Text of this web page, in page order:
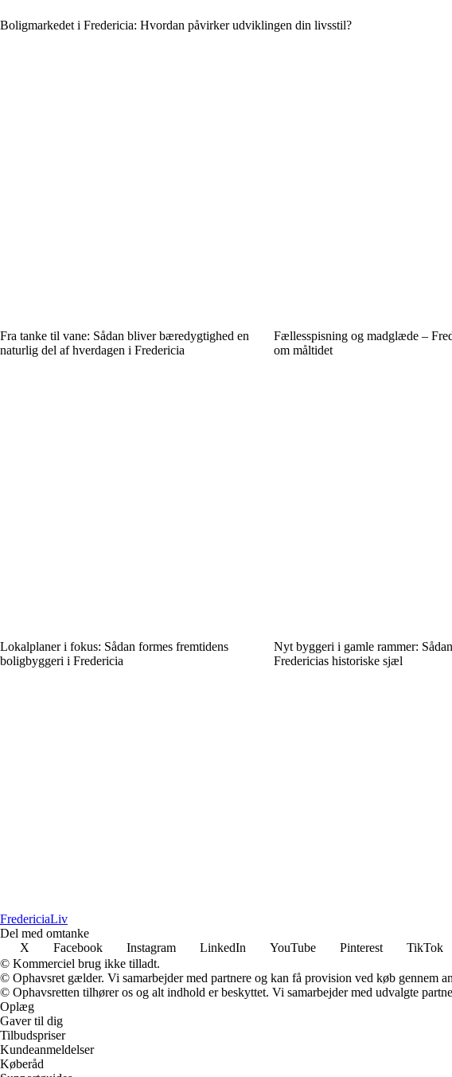
Boligmarkedet i Fredericia: Hvordan påvirker udviklingen din livsstil?
Fra tanke til vane: Sådan bliver bæredygtighed en
naturlig del af hverdagen i Fredericia
Fællesspisning og madglæde –
om måltidet
Lokalplaner i fokus: Sådan formes fremtidens
boligbyggeri i Fredericia
Nyt byggeri i gamle rammer:
Fredericias historiske sjæl
FredericiaLiv
Del med omtanke
X
Facebook Instagram LinkedIn YouTube Pinterest TikTok
© Kommerciel brug ikke tilladt.
© Ophavsret gælder. Vi samarbejder med partnere og kan få provision ved køb gennem
© Ophavsretten tilhører os og alt indhold er beskyttet. Vi samarbejder med udvalgte
Oplæg
Gaver til dig
Tilbudspriser
Kundeanmeldelser
Køberåd